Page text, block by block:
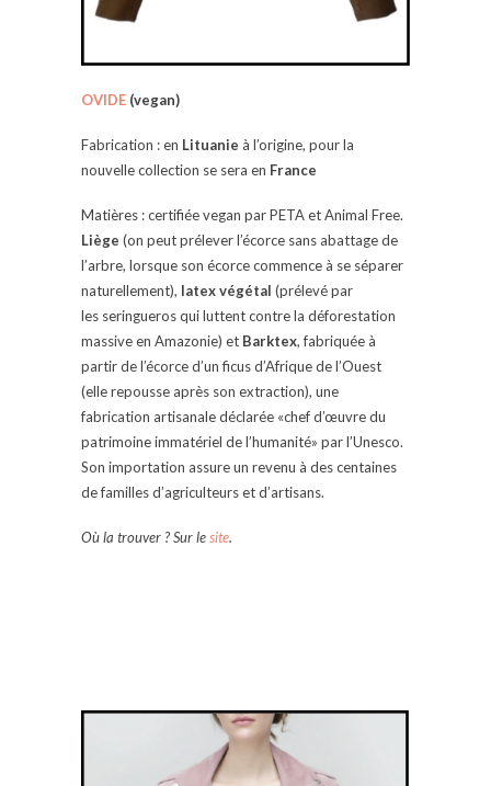
OVIDE (vegan)
Fabrication : en Lituanie à l’origine, pour la
nouvelle collection se sera en France
Matières : certifiée vegan par PETA et Animal Free.
Liège (on peut prélever l’écorce sans abattage de
l’arbre, lorsque son écorce commence à se séparer
naturellement), latex végétal (prélevé par
les seringueros qui luttent contre la déforestation
massive en Amazonie) et Barktex, fabriquée à
partir de l’écorce d’un ficus d’Afrique de l’Ouest
(elle repousse après son extraction), une
fabrication artisanale déclarée «chef d’œuvre du
patrimoine immatériel de l’humanité» par l’Unesco.
Son importation assure un revenu à des centaines
de familles d’agriculteurs et d’artisans.
Où la trouver ? Sur lesite.